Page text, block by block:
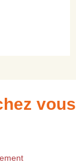
vous